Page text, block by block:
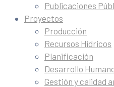
Publicaciones
Proyectos
Producción
Recursos Hídricos
Planificación
Desarrollo
Gestión y calidad